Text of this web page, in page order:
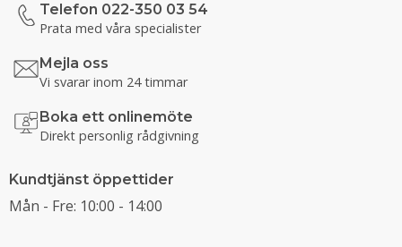
Telefon 022-350 03 54
Prata med våra specialister
Mejla oss
Vi svarar inom 24 timmar
Boka ett onlinemöte
Direkt personlig rådgivning
Kundtjänst öppettider
Mån - Fre: 10:00 - 14:00